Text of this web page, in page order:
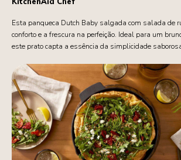
Esta panqueca Dutch Baby salgada com salada de
conforto e a frescura na perfeição. Ideal para um
este prato capta a essência da simplicidade